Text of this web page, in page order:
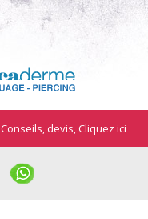
Conseils, devis, Cliquez ici